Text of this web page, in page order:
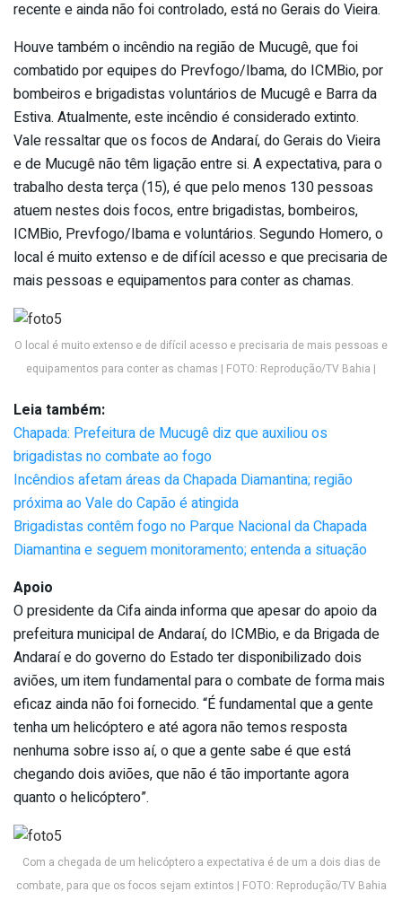
recente e ainda não foi controlado, está no Gerais do Vieira.
Houve também o incêndio na região de Mucugê, que foi
combatido por equipes do Prevfogo/Ibama, do ICMBio, por
bombeiros e brigadistas voluntários de Mucugê e Barra da
Estiva. Atualmente, este incêndio é considerado extinto.
Vale ressaltar que os focos de Andaraí, do Gerais do Vieira
e de Mucugê não têm ligação entre si. A expectativa, para o
trabalho desta terça (15), é que pelo menos 130 pessoas
atuem nestes dois focos, entre brigadistas, bombeiros,
ICMBio, Prevfogo/Ibama e voluntários. Segundo Homero, o
local é muito extenso e de difícil acesso e que precisaria de
mais pessoas e equipamentos para conter as chamas.
O local é muito extenso e de difícil acesso e precisaria de mais pessoas e
equipamentos para conter as chamas | FOTO: Reprodução/TV Bahia |
Leia também:
Chapada: Prefeitura de Mucugê diz que auxiliou os
brigadistas no combate ao fogo
Incêndios afetam áreas da Chapada Diamantina; região
próxima ao Vale do Capão é atingida
Brigadistas contêm fogo no Parque Nacional da Chapada
Diamantina e seguem monitoramento; entenda a situação
Apoio
O presidente da Cifa ainda informa que apesar do apoio da
prefeitura municipal de Andaraí, do ICMBio, e da Brigada de
Andaraí e do governo do Estado ter disponibilizado dois
aviões, um item fundamental para o combate de forma mais
eficaz ainda não foi fornecido. “É fundamental que a gente
tenha um helicóptero e até agora não temos resposta
nenhuma sobre isso aí, o que a gente sabe é que está
chegando dois aviões, que não é tão importante agora
quanto o helicóptero”.
Com a chegada de um helicóptero a expectativa é de um a dois dias de
combate, para que os focos sejam extintos | FOTO: Reprodução/TV Bahia